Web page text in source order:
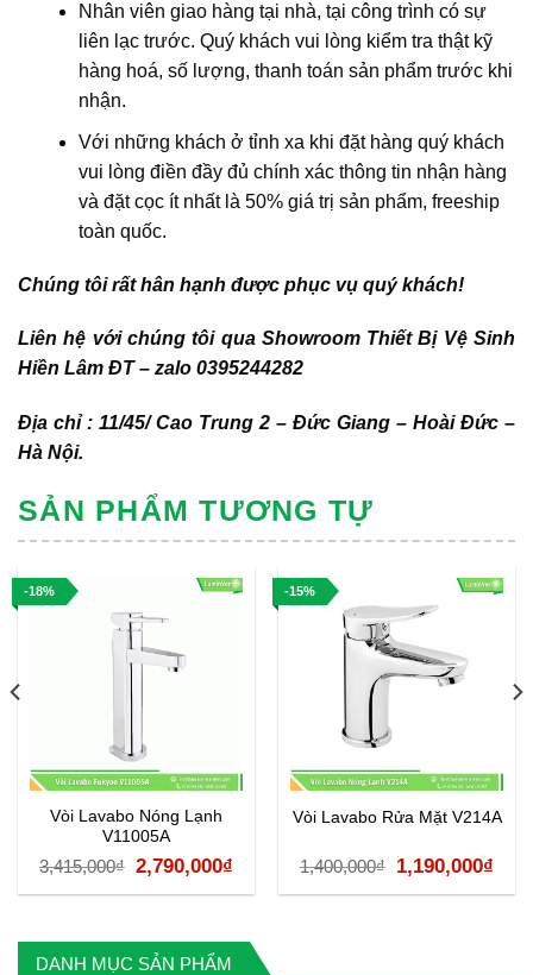
DANH MỤC SẢN PHẨM
Nhân viên giao hàng tại nhà, tại công trình có sự
liên lạc trước. Quý khách vui lòng kiểm tra thật kỹ
hàng hoá, số lượng, thanh toán sản phẩm trước khi
nhận.
Với những khách ở tỉnh xa khi đặt hàng quý khách
vui lòng điền đầy đủ chính xác thông tin nhận hàng
và đặt cọc ít nhất là 50% giá trị sản phẩm, freeship
toàn quốc.
Chúng tôi rất hân hạnh được phục vụ quý khách!
Liên hệ với chúng tôi qua Showroom Thiết Bị Vệ Sinh
Hiền Lâm ĐT – zalo 0395244282
Địa chỉ : 11/45/ Cao Trung 2 – Đức Giang – Hoài Đức –
Hà Nội.
SẢN PHẨM TƯƠNG TỰ
-18%
Vòi Lavabo Nóng Lạnh
V11005A
3,415,000₫ Giá
gốc
3,415,000₫.
2,790,000₫
hiện
là:
-15%
Vòi Lavabo Rửa Mặt V214A
1,400,000₫
Giá
gốc
1,190,000₫
hiện